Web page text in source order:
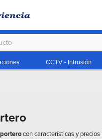
CCTV - Intrusión
con características y